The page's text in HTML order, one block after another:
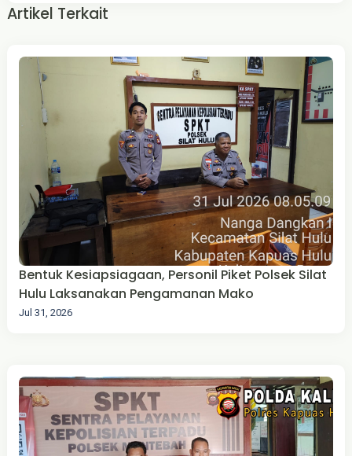
Artikel Terkait
Bentuk Kesiapsiagaan, Personil Piket Polsek Silat
Hulu Laksanakan Pengamanan Mako
Jul 31, 2026